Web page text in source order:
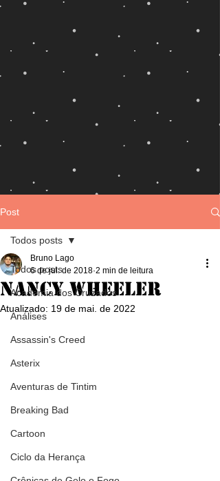
Post
Todos posts
Academia dos Cruzados
Análises
Assassin's Creed
Asterix
Aventuras de Tintim
Breaking Bad
Cartoon
Ciclo da Herança
Todos posts
Nancy Wheeler
Bruno Lago
6 de jul. de 2018 2 min de leitura
Atualizado: 19 de mai. de 2022